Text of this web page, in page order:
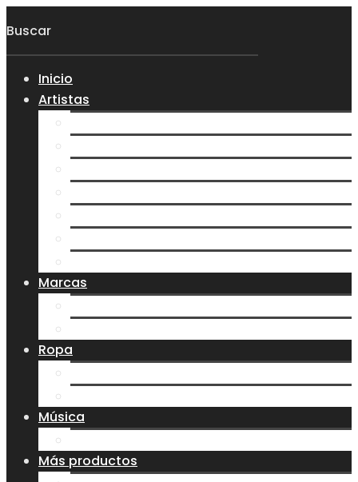
Inicio
Artistas
Marcas
Ropa
Música
Más productos